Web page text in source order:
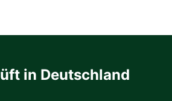
in Deutschland